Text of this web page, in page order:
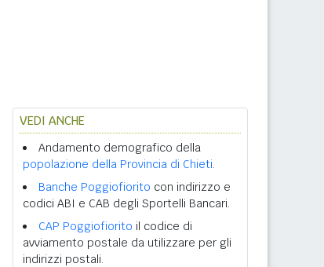
VEDI ANCHE
Andamento demografico della
popolazione della Provincia di Chieti.
Banche Poggiofiorito con indirizzo e
codici ABI e CAB degli Sportelli Bancari.
CAP Poggiofiorito il codice di
avviamento postale da utilizzare per gli
indirizzi postali.